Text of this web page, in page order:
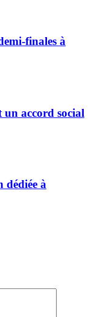
finales à
un accord social
dédiée à